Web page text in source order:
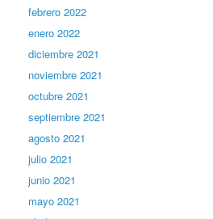
febrero 2022
enero 2022
diciembre 2021
noviembre 2021
octubre 2021
septiembre 2021
agosto 2021
julio 2021
junio 2021
mayo 2021